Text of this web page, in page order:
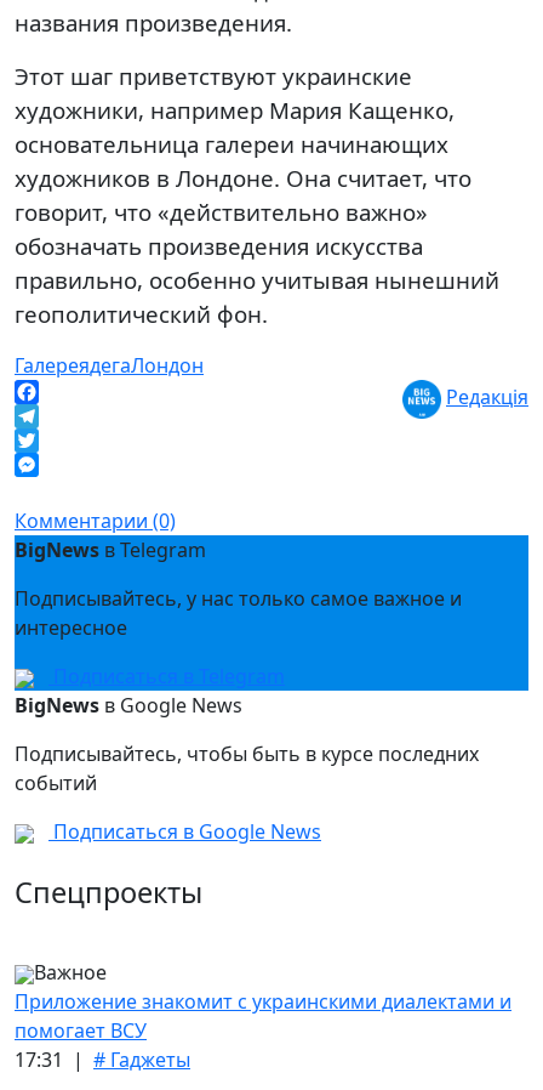
названия произведения.
Этот шаг приветствуют украинские
художники, например Мария Кащенко,
основательница галереи начинающих
художников в Лондоне. Она считает, что
говорит, что «действительно важно»
обозначать произведения искусства
правильно, особенно учитывая нынешний
геополитический фон.
ГалереядегаЛондон
Facebook
Telegram
Twitter
Редакція
Комментарии (0)
BigNews в Telegram
Подписывайтесь, у нас только самое важное и
интересное
Подписаться в Telegram
BigNews в Google News
Подписывайтесь, чтобы быть в курсе последних
событий
Подписаться в Google News
Спецпроекты
Важное
Приложение знакомит с украинскими диалектами и
помогает ВСУ
17:31 | # Гаджеты